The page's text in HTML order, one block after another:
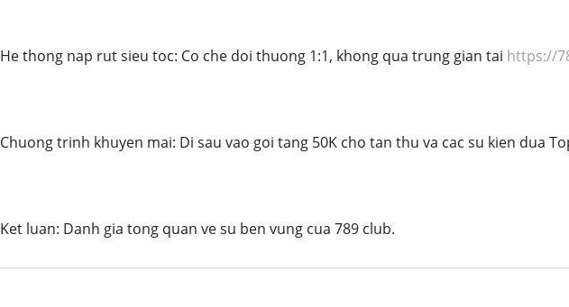
He thong nap rut sieu toc: Co che doi thuong 1:1, khong qua trung gian tai https://
Chuong trinh khuyen mai: Di sau vao goi tang 50K cho tan thu va cac su kien dua
Ket luan: Danh gia tong quan ve su ben vung cua 789 club.